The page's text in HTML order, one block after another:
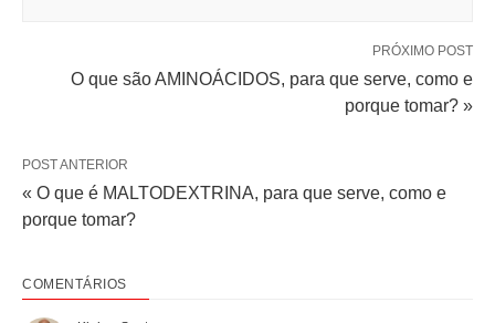
PRÓXIMO POST
O que são AMINOÁCIDOS, para que serve, como e
porque tomar? »
POST ANTERIOR
« O que é MALTODEXTRINA, para que serve, como e
porque tomar?
COMENTÁRIOS